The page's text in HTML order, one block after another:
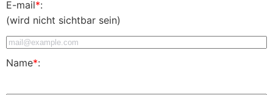
E-mail*:
(wird nicht sichtbar sein)
Name*: